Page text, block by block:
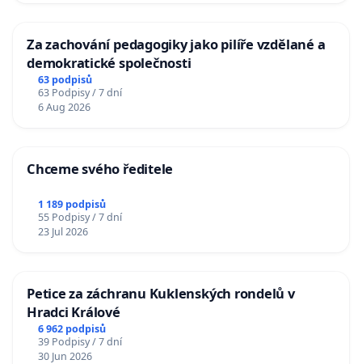
Za zachování pedagogiky jako pilíře vzdělané a
demokratické společnosti
63 podpisů
63 Podpisy / 7 dní
6 Aug 2026
Chceme svého ředitele
1 189 podpisů
55 Podpisy / 7 dní
23 Jul 2026
Petice za záchranu Kuklenských rondelů v
Hradci Králové
6 962 podpisů
39 Podpisy / 7 dní
30 Jun 2026